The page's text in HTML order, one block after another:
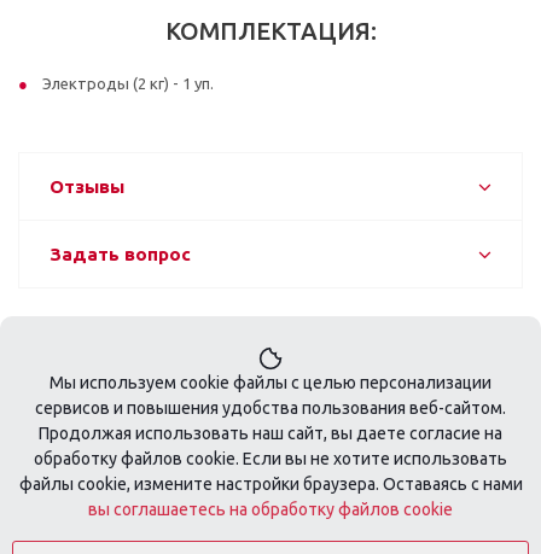
КОМПЛЕКТАЦИЯ:
Электроды (2 кг) - 1 уп.
Отзывы
Задать вопрос
+7 495 410-08-74
zakaz@tools-profi.ru
Мы используем cookie файлы с целью персонализации
сервисов и повышения удобства пользования веб-сайтом.
Продолжая использовать наш сайт, вы даете согласие на
обработку файлов cookie. Если вы не хотите использовать
файлы cookie, измените настройки браузера. Оставаясь с нами
вы соглашаетесь на обработку файлов cookie